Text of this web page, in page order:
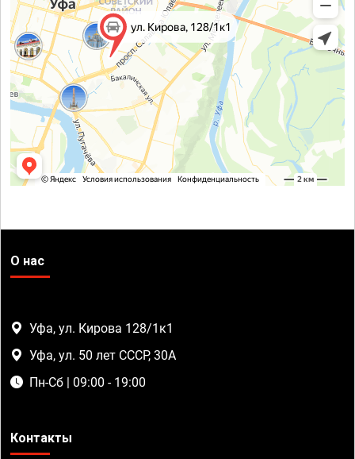
О нас
Уфа, ул. Кирова 128/1к1
Уфа, ул. 50 лет СССР, 30А
Пн-Сб | 09:00 - 19:00
Контакты